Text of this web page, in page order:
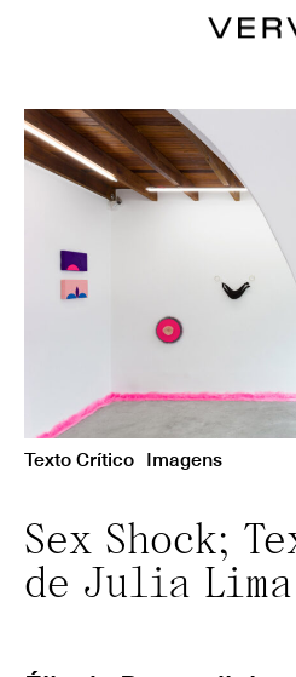
Texto Crítico Imagens
Sex Shock;
de Julia Lima